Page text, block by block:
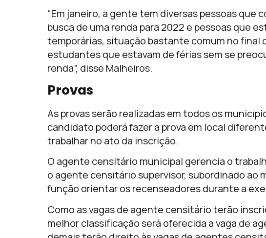
“Em janeiro, a gente tem diversas pessoas que
busca de uma renda para 2022 e pessoas que
temporárias, situação bastante comum no final
estudantes que estavam de férias sem se
renda”, disse Malheiros.
Provas
As provas serão realizadas em todos os
candidato poderá fazer a prova em local
trabalhar no ato da inscrição.
O agente censitário municipal gerencia o
o agente censitário supervisor, subordinado ao
função orientar os recenseadores durante a
Como as vagas de agente censitário terão
melhor classificação será oferecida a vaga de